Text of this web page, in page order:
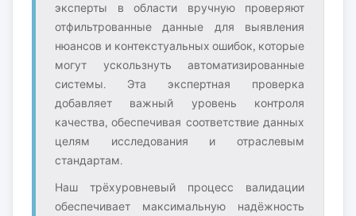
эксперты в области вручную проверяют
отфильтрованные данные для выявления
нюансов и контекстуальных ошибок, которые
могут ускользнуть автоматизированные
системы. Эта экспертная проверка
добавляет важный уровень контроля
качества, обеспечивая соответствие данных
целям исследования и отраслевым
стандартам.
Наш трёхуровневый процесс валидации
обеспечивает максимальную надёжность